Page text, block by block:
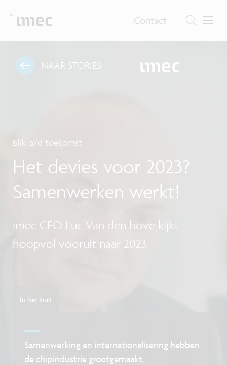
Contact
NAAR STORIES
Blik o/d toekomst
Het devies voor 2023?
Samenwerken werkt!
imec CEO Luc Van den hove kijkt
hoopvol vooruit naar 2023
In het kort
Samenwerking en internationalisering hebben
de chipindustrie grootgemaakt.